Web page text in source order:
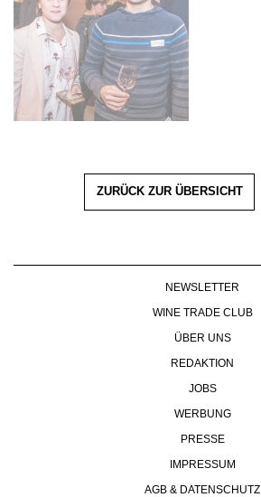
ZURÜCK ZUR ÜBERSICHT
NEWSLETTER
WINE TRADE CLUB
ÜBER UNS
REDAKTION
JOBS
WERBUNG
PRESSE
IMPRESSUM
AGB & DATENSCHUTZ